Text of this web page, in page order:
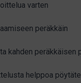
varten
peräkkäin
kahden peräkkäisen
helppoa